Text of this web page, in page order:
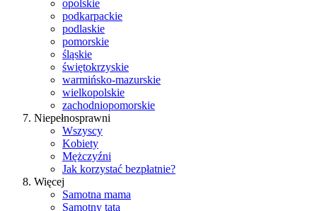
opolskie
podkarpackie
podlaskie
pomorskie
śląskie
świętokrzyskie
warmińsko-mazurskie
wielkopolskie
zachodniopomorskie
Niepełnosprawni
Wszyscy
Kobiety
Mężczyźni
Jak korzystać bezpłatnie?
Więcej
Samotna mama
Samotny tata